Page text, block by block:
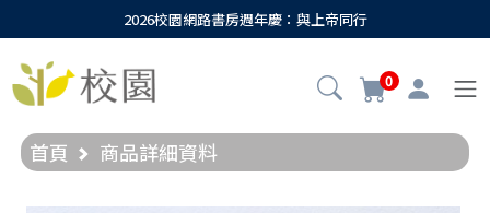
2026校園網路書房週年慶：與上帝同行
0
首頁 商品詳細資料